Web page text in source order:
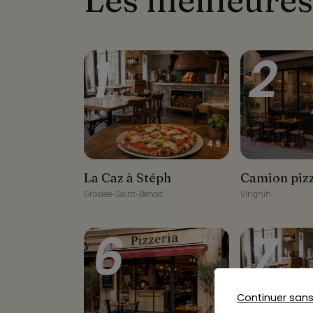
La Caz à Stéph
1
★★★★★ 4.9
La Caz à Stéph
Groslée-Saint-Benoit
Camion
2
★★★★★
Camion
Virignin
6 7
Continuer